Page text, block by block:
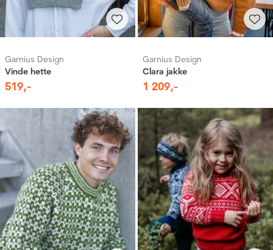
Garnius Design
Vinde hette
519,-
Garnius Design
Clara jakke
1 209,-